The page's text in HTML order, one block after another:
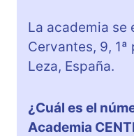
La academia se
Cervantes, 9,
Leza, España.
¿Cuál es el
Academia